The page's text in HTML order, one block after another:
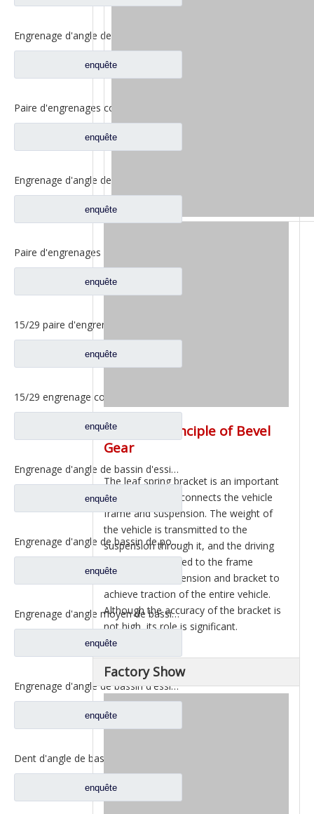
enquête
enquête
enquête
enquête
enquête
enquête
Engrenage d'angle de bassin d'essieu arrière pour pièces de rechange Shamcan AulongTruck 81.35199.6532
enquête
Engrenage d'angle de bassin de pont moyen pour pièces de rechange DZ9112320689 de Shamcan AulongTruck
enquête
Engrenage d'angle moyen de bassin de pont pour les pièces de rechange WG7121320252 de camion de Sinotruk Steyr
enquête
Engrenage d'angle de bassin d'essieu arrière pour pièces de rechange de camion Sinotruk Steyr 199012320177
enquête
enquête
Working principle of Bevel
Gear
The leaf spring bracket is an important
component that connects the vehicle
frame and suspension. The weight of
the vehicle is transmitted to the
suspension through it, and the driving
force is transmitted to the frame
through the suspension and bracket to
achieve traction of the entire vehicle.
Although the accuracy of the bracket is
not high, its role is significant.
Factory Show